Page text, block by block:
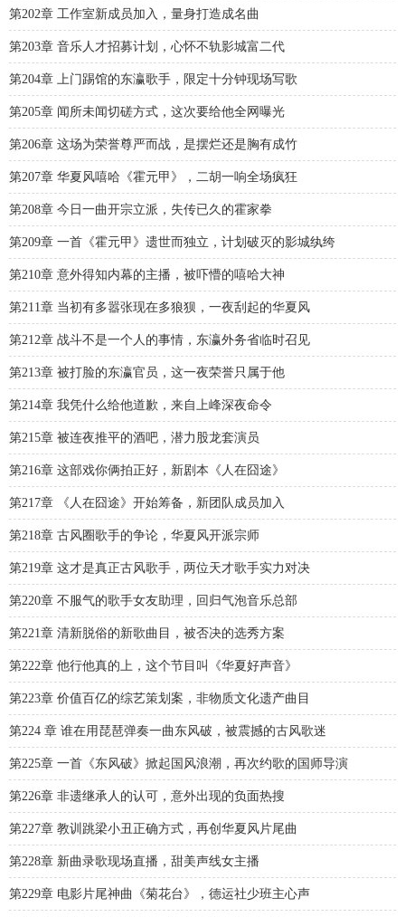
第202章 工作室新成员加入，量身打造成名曲
第203章 音乐人才招募计划，心怀不轨影城富二代
第204章 上门踢馆的东瀛歌手，限定十分钟现场写歌
第205章 闻所未闻切磋方式，这次要给他全网曝光
第206章 这场为荣誉尊严而战，是摆烂还是胸有成竹
第207章 华夏风嘻哈《霍元甲》，二胡一响全场疯狂
第208章 今日一曲开宗立派，失传已久的霍家拳
第209章 一首《霍元甲》遗世而独立，计划破灭的影城纨绔
第210章 意外得知内幕的主播，被吓懵的嘻哈大神
第211章 当初有多嚣张现在多狼狈，一夜刮起的华夏风
第212章 战斗不是一个人的事情，东瀛外务省临时召见
第213章 被打脸的东瀛官员，这一夜荣誉只属于他
第214章 我凭什么给他道歉，来自上峰深夜命令
第215章 被连夜推平的酒吧，潜力股龙套演员
第216章 这部戏你俩拍正好，新剧本《人在囧途》
第217章 《人在囧途》开始筹备，新团队成员加入
第218章 古风圈歌手的争论，华夏风开派宗师
第219章 这才是真正古风歌手，两位天才歌手实力对决
第220章 不服气的歌手女友助理，回归气泡音乐总部
第221章 清新脱俗的新歌曲目，被否决的选秀方案
第222章 他行他真的上，这个节目叫《华夏好声音》
第223章 价值百亿的综艺策划案，非物质文化遗产曲目
第224 章 谁在用琵琶弹奏一曲东风破，被震撼的古风歌迷
第225章 一首《东风破》掀起国风浪潮，再次约歌的国师导演
第226章 非遗继承人的认可，意外出现的负面热搜
第227章 教训跳梁小丑正确方式，再创华夏风片尾曲
第228章 新曲录歌现场直播，甜美声线女主播
第229章 电影片尾神曲《菊花台》，德运社少班主心声